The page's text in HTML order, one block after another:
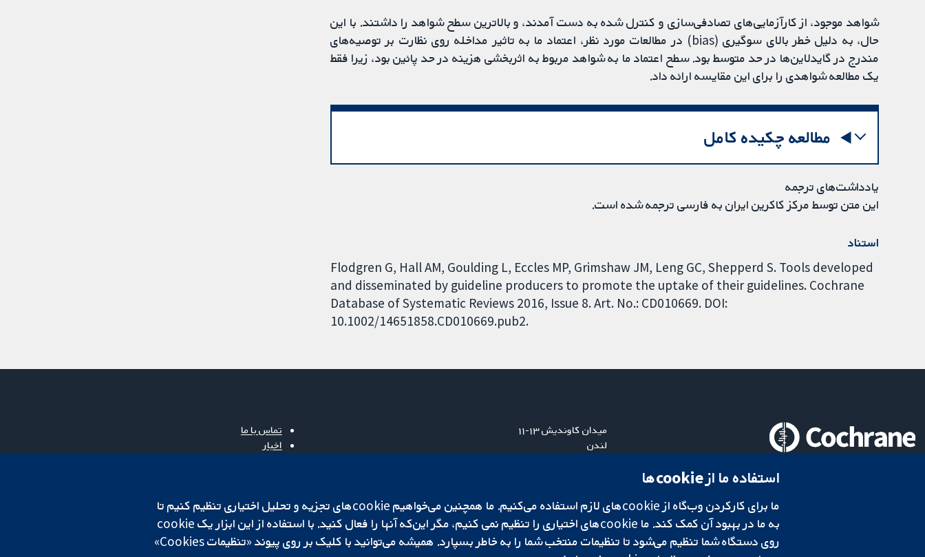
شواهد موجود، از کارآزمایی‌های تصادفی‌سازی و کنترل شده به دست آمدند، و بالاترین سطح شواهد را داشتند. با این
حال، به دلیل خطر بالای سوگیری (bias) در مطالعات مورد نظر، اعتماد ما به تاثیر مداخله روی نظارت بر توصیه‌های
مندرج در گایدلاین‌ها در حد متوسط بود. سطح اعتماد ما به شواهد مربوط به اثربخشی ‌هزینه در حد پائین بود، زیرا فقط
یک مطالعه شواهدی را برای این مقایسه ارائه داد.
مطالعه چکیده کامل
یادداشت‌های ترجمه
این متن توسط مرکز کاکرین ایران به فارسی ترجمه شده است.
استناد
Flodgren G, Hall AM, Goulding L, Eccles MP, Grimshaw JM, Leng GC, Shepperd S. Tools developed
and disseminated by guideline producers to promote the uptake of their guidelines. Cochrane
Database of Systematic Reviews 2016, Issue 8. Art. No.: CD010669. DOI:
10.1002/14651858.CD010669.pub2.
میدان کاوندیش ۱۳-۱۱
لندن
تماس با ما
اخبار
Cochrane Library
استفاده ما از cookie‌ها
ما برای کارکردن وب‌گاه از cookie‌های لازم استفاده می‌کنیم. ما همچنین می‌خواهیم cookie‌های تجزیه و تحلیل اختیاری تنظیم کنیم تا
روی دستگاه شما تنظیم می‌شود تا تنظیمات منتخب شما را به خاطر بسپارد. همیشه می‌توانید با کلیک بر روی پیوند «تنظیمات Cookies»